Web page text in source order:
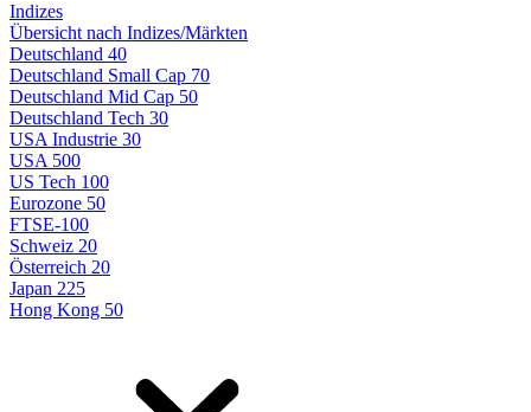
Indizes
Übersicht nach Indizes/Märkten
Deutschland 40
Deutschland Small Cap 70
Deutschland Mid Cap 50
Deutschland Tech 30
USA Industrie 30
USA 500
US Tech 100
Eurozone 50
FTSE-100
Schweiz 20
Österreich 20
Japan 225
Hong Kong 50